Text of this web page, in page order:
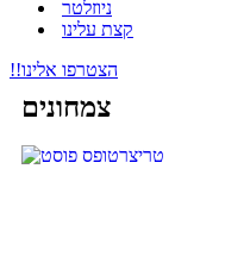
ניוזלטר
קצת עלינו
!!הצטרפו אלינו
צמחונים